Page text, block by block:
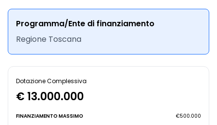
Programma/Ente di finanziamento
Regione Toscana
Dotazione Complessiva
€ 13.000.000
FINANZIAMENTO MASSIMO €500.000